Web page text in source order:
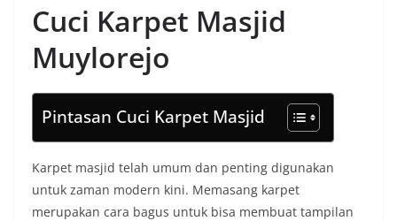
Cuci Karpet Masjid
Muylorejo
Pintasan Cuci Karpet Masjid
Karpet masjid telah umum dan penting digunakan
untuk zaman modern kini. Memasang karpet
merupakan cara bagus untuk bisa membuat tampilan